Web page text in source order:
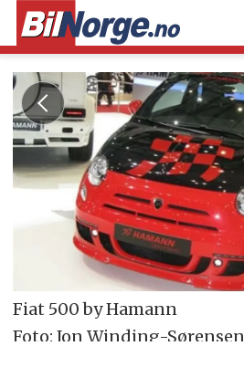
Fiat 500 by Hamann
Foto: Jon Winding-Sørensen